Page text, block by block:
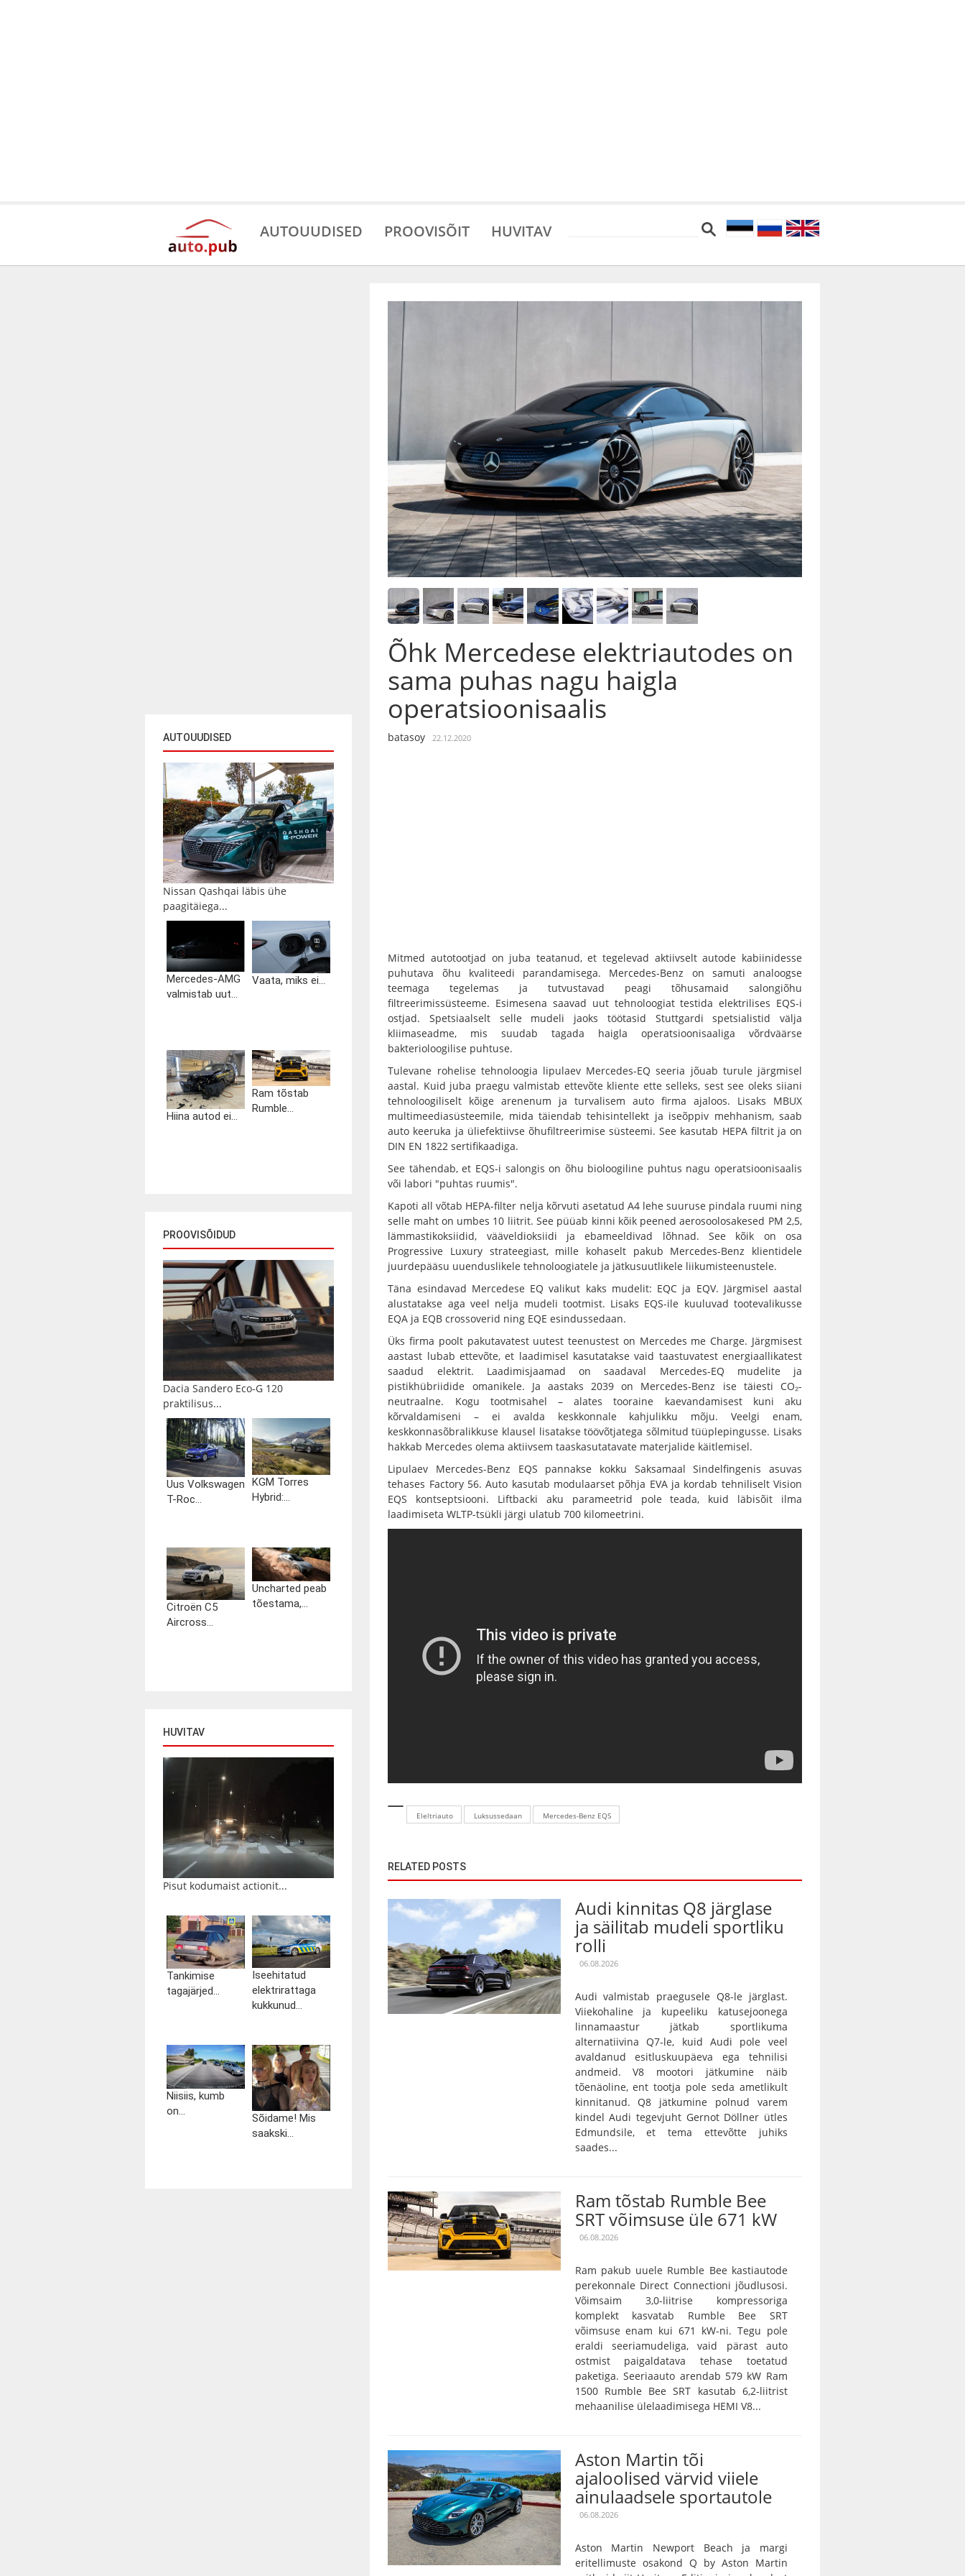
AUTOUUDISED PROOVISÕIT HUVITAV
AUTOUUDISED
Nissan Qashqai läbis ühe
paagitäiega...
Mercedes-AMG
valmistab uut...
Vaata, miks ei...
Hiina autod ei...
Ram tõstab
Rumble...
PROOVISÕIDUD
Dacia Sandero Eco-G 120
praktilisus...
Uus Volkswagen
T-Roc...
KGM Torres
Hybrid:...
Citroën C5
Aircross...
Uncharted peab
tõestama,...
HUVITAV
Pisut kodumaist actionit...
Tankimise
tagajärjed...
Iseehitatud
elektrirattaga
kukkunud...
Niisiis, kumb
on...
Sõidame! Mis
saakski...
Õhk Mercedese elektriautodes on
sama puhas nagu haigla
operatsioonisaalis
batasoy 22.12.2020
Mitmed autotootjad on juba teatanud, et tegelevad aktiivselt autode kabiinidesse
puhutava õhu kvaliteedi parandamisega. Mercedes-Benz on samuti analoogse
teemaga tegelemas ja tutvustavad peagi tõhusamaid salongiõhu
filtreerimissüsteeme. Esimesena saavad uut tehnoloogiat testida elektrilises EQS-i
ostjad. Spetsiaalselt selle mudeli jaoks töötasid Stuttgardi spetsialistid välja
kliimaseadme, mis suudab tagada haigla operatsioonisaaliga võrdväärse
bakterioloogilise puhtuse.
Tulevane rohelise tehnoloogia lipulaev Mercedes-EQ seeria jõuab turule järgmisel
aastal. Kuid juba praegu valmistab ettevõte kliente ette selleks, sest see oleks siiani
tehnoloogiliselt kõige arenenum ja turvalisem auto firma ajaloos. Lisaks MBUX
multimeediasüsteemile, mida täiendab tehisintellekt ja iseõppiv mehhanism, saab
auto keeruka ja üliefektiivse õhufiltreerimise süsteemi. See kasutab HEPA filtrit ja on
DIN EN 1822 sertifikaadiga.
See tähendab, et EQS-i salongis on õhu bioloogiline puhtus nagu operatsioonisaalis
või labori "puhtas ruumis".
Kapoti all võtab HEPA-filter nelja kõrvuti asetatud A4 lehe suuruse pindala ruumi ning
selle maht on umbes 10 liitrit. See püüab kinni kõik peened aerosoolosakesed PM 2,5,
lämmastikoksiidid, vääveldioksiidi ja ebameeldivad lõhnad. See kõik on osa
Progressive Luxury strateegiast, mille kohaselt pakub Mercedes-Benz klientidele
juurdepääsu uuenduslikele tehnoloogiatele ja jätkusuutlikele liikumisteenustele.
Täna esindavad Mercedese EQ valikut kaks mudelit: EQC ja EQV. Järgmisel aastal
alustatakse aga veel nelja mudeli tootmist. Lisaks EQS-ile kuuluvad tootevalikusse
EQA ja EQB crossoverid ning EQE esindussedaan.
Üks firma poolt pakutavatest uutest teenustest on Mercedes me Charge. Järgmisest
aastast lubab ettevõte, et laadimisel kasutatakse vaid taastuvatest energiaallikatest
saadud elektrit. Laadimisjaamad on saadaval Mercedes-EQ mudelite ja
pistikhübriidide omanikele. Ja aastaks 2039 on Mercedes-Benz ise täiesti CO₂-
neutraalne. Kogu tootmisahel – alates tooraine kaevandamisest kuni aku
kõrvaldamiseni – ei avalda keskkonnale kahjulikku mõju. Veelgi enam,
keskkonnasõbralikkuse klausel lisatakse töövõtjatega sõlmitud tüüplepingusse. Lisaks
hakkab Mercedes olema aktiivsem taaskasutatavate materjalide käitlemisel.
Lipulaev Mercedes-Benz EQS pannakse kokku Saksamaal Sindelfingenis asuvas
tehases Factory 56. Auto kasutab modulaarset põhja EVA ja kordab tehniliselt Vision
EQS kontseptsiooni. Liftbacki aku parameetrid pole teada, kuid läbisõit ilma
laadimiseta WLTP-tsükli järgi ulatub 700 kilomeetrini.
Eleltriauto Luksussedaan Mercedes-Benz EQS
RELATED POSTS
Audi kinnitas Q8 järglase
ja säilitab mudeli sportliku
rolli
06.08.2026
Audi valmistab praegusele Q8-le järglast.
Viiekohaline ja kupeeliku katusejoonega
linnamaastur jätkab sportlikuma
alternatiivina Q7-le, kuid Audi pole veel
avaldanud esitluskuupäeva ega tehnilisi
andmeid. V8 mootori jätkumine näib
tõenäoline, ent tootja pole seda ametlikult
kinnitanud. Q8 jätkumine polnud varem
kindel Audi tegevjuht Gernot Döllner ütles
Edmundsile, et tema ettevõtte juhiks
saades...
Ram tõstab Rumble Bee
SRT võimsuse üle 671 kW
06.08.2026
Ram pakub uuele Rumble Bee kastiautode
perekonnale Direct Connectioni jõudlusosi.
Võimsaim 3,0-liitrise kompressoriga
komplekt kasvatab Rumble Bee SRT
võimsuse enam kui 671 kW-ni. Tegu pole
eraldi seeriamudeliga, vaid pärast auto
ostmist paigaldatava tehase toetatud
paketiga. Seeriaauto arendab 579 kW Ram
1500 Rumble Bee SRT kasutab 6,2-liitrist
mehaanilise ülelaadimisega HEMI V8...
Aston Martin tõi
ajaloolised värvid viiele
ainulaadsele sportautole
06.08.2026
Aston Martin Newport Beach ja margi
eritellimuste osakond Q by Aston Martin